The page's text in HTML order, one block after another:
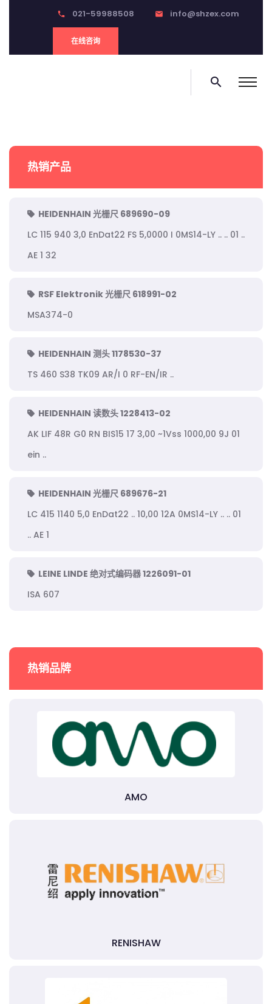
phone 021-59988508 email info@shzex.com
在线咨询
search
热销产品
HEIDENHAIN 光栅尺 689690-09
LC 115 940 3,0 EnDat22 FS 5,0000 I 0MS14-LY .. .. 01 ..
AE 1 32
RSF Elektronik 光栅尺 618991-02
MSA374-0
HEIDENHAIN 测头 1178530-37
TS 460 S38 TK09 AR/I 0 RF-EN/IR ..
HEIDENHAIN 读数头 1228413-02
AK LIF 48R G0 RN BIS15 17 3,00 ~1Vss 1000,00 9J 01
ein ..
HEIDENHAIN 光栅尺 689676-21
LC 415 1140 5,0 EnDat22 .. 10,00 12A 0MS14-LY .. .. 01
.. AE 1
LEINE LINDE 绝对式编码器 1226091-01
ISA 607
热销品牌
AMO
RENISHAW